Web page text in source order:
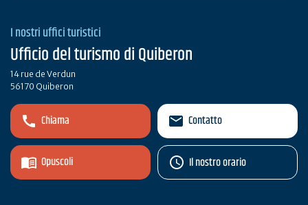
I nostri uffici turistici
Ufficio del turismo di Quiberon
14 rue de Verdun
56170 Quiberon
Chiama
Opuscoli
Contatto
Il nostro orario